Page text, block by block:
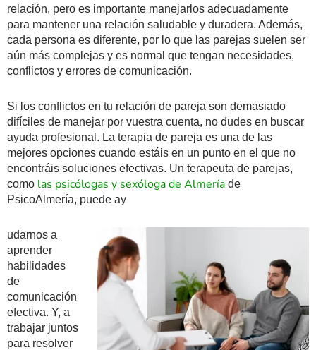
relación, pero es importante manejarlos adecuadamente
para mantener una relación saludable y duradera. Además,
cada persona es diferente, por lo que las parejas suelen ser
aún más complejas y es normal que tengan necesidades,
conflictos y errores de comunicación.
Si los conflictos en tu relación de pareja son demasiado
difíciles de manejar por vuestra cuenta, no dudes en buscar
ayuda profesional. La terapia de pareja es una de las
mejores opciones cuando estáis en un punto en el que no
encontráis soluciones efectivas. Un terapeuta de parejas,
como las psicólogas y sexóloga de Almería de
PsicoAlmería, puede ay
udarnos a
aprender
habilidades
de
comunicación
efectiva. Y, a
trabajar juntos
para resolver